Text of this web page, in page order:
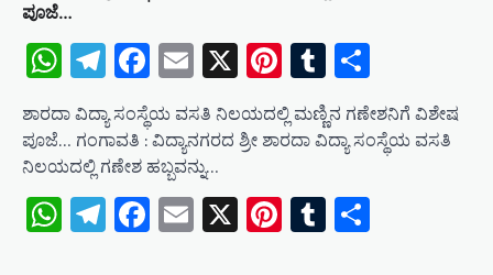
ಪೂಜೆ…
WhatsApp
Telegram
Facebook
Email
X Pinterest
Tumblr
ಶಾರದಾ ವಿದ್ಯಾ ಸಂಸ್ಥೆಯ ವಸತಿ ನಿಲಯದಲ್ಲಿ ಮಣ್ಣಿನ ಗಣೇಶನಿಗೆ ವಿಶೇಷ
ಪೂಜೆ… ಗಂಗಾವತಿ : ವಿದ್ಯಾನಗರದ ಶ್ರೀ ಶಾರದಾ ವಿದ್ಯಾ ಸಂಸ್ಥೆಯ ವಸತಿ
ನಿಲಯದಲ್ಲಿ ಗಣೇಶ ಹಬ್ಬವನ್ನು…
WhatsApp
Telegram
Facebook
Email
X Pinterest
Tumblr